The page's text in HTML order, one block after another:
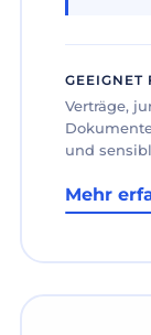
GEEIGNET
Verträge,
und
Mehr